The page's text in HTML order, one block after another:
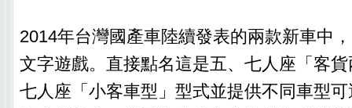
2014年台灣國產車陸續發表的兩款新車中
文字遊戲。直接點名這是五、七人座「客
七人座「小客車型」型式並提供不同車型